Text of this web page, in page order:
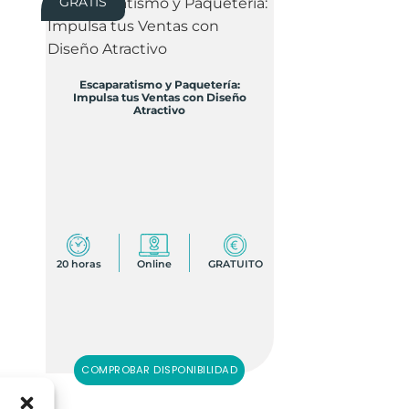
Escaparatismo y Paquetería:
Impulsa tus Ventas con Diseño
Atractivo
20 horas Online GRATUITO
COMPROBAR DISPONIBILIDAD